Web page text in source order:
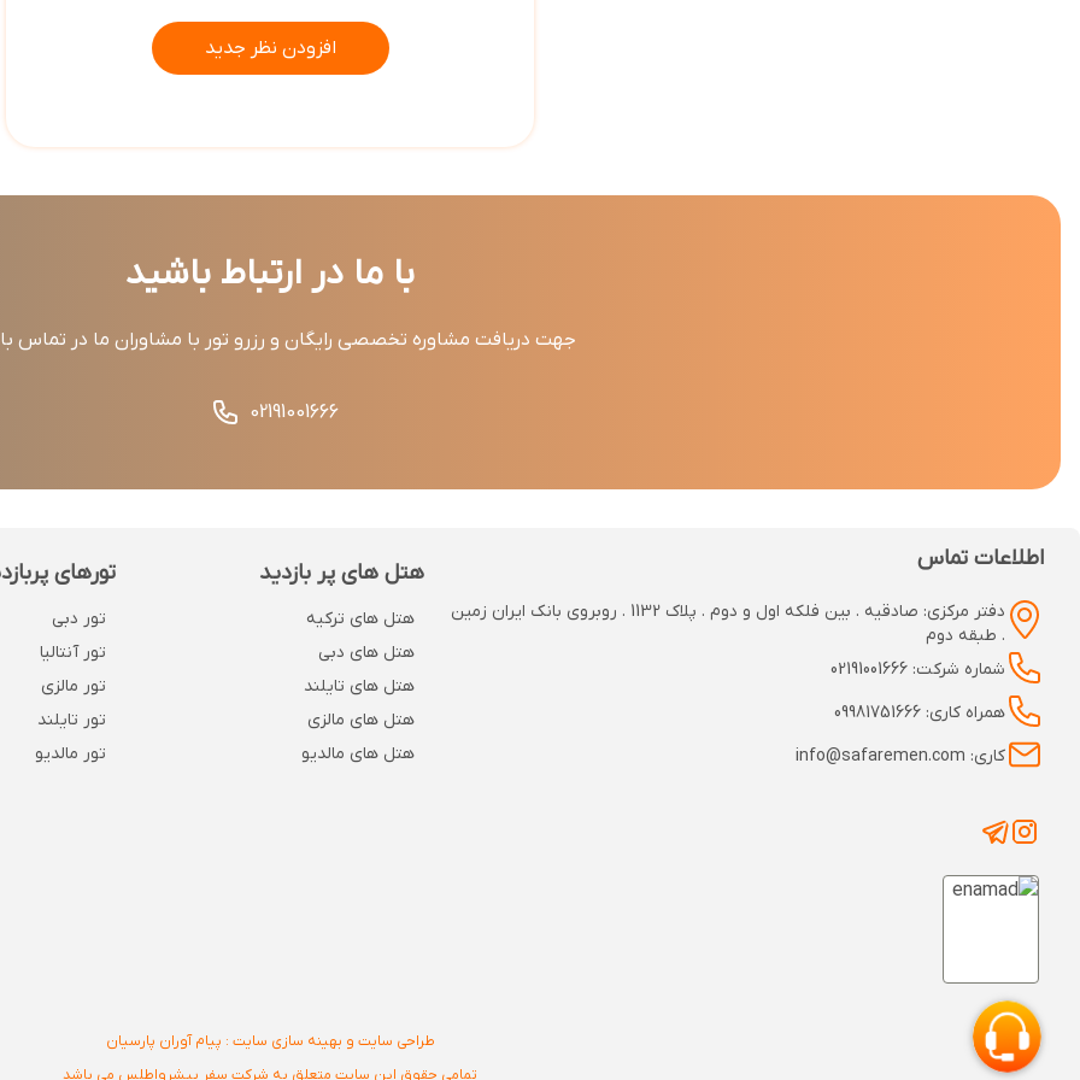
افزودن نظر جدید
با ما در ارتباط باشید
جهت دریافت مشاوره تخصصی رایگان و رزرو تور با مشاوران ما در تماس
02191001666
اطلاعات تماس
دفتر مرکزی: صادقیه . بین فلکه اول و دوم . پلاک 1132 . روبروی بانک ایران زمین
. طبقه دوم
شماره شرکت: 02191001666
همراه کاری: 09981751666
کاری: info@safaremen.com
هتل های پر بازدید
هتل های ترکیه
هتل های دبی
هتل های تایلند
هتل های مالزی
هتل های مالدیو
تورهای
تور دبی
تور آنتالیا
تور مالزی
تور تایلند
تور مالدیو
طراحی سایت و بهینه سازی سایت : پیام آوران پارسیان
تمامی حقوق این سایت متعلق به شرکت سفر پیشرواطلس می باشد